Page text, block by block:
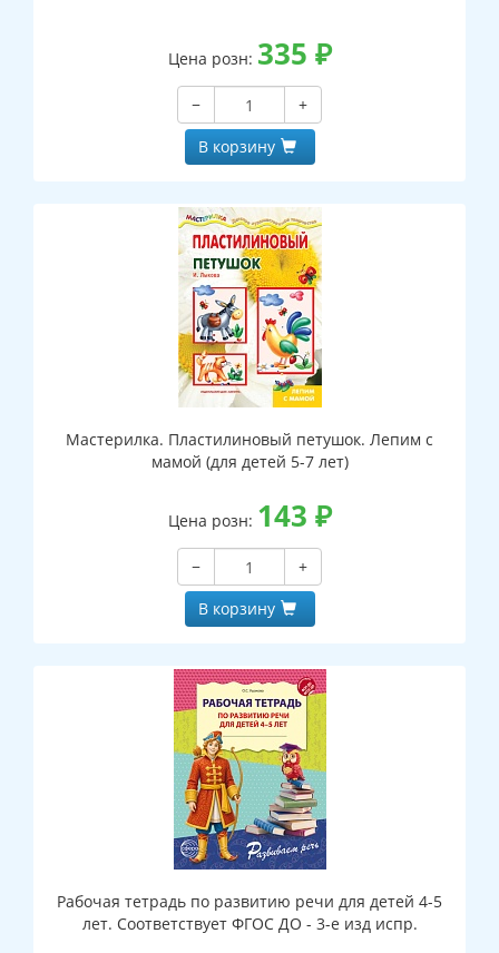
Цена розн: 335 ₽
−
+
В корзину
Мастерилка. Пластилиновый петушок. Лепим с
мамой (для детей 5-7 лет)
Цена розн: 143 ₽
−
+
В корзину
Рабочая тетрадь по развитию речи для детей 4-5
лет. Соответствует ФГОС ДО - 3-е изд испр.